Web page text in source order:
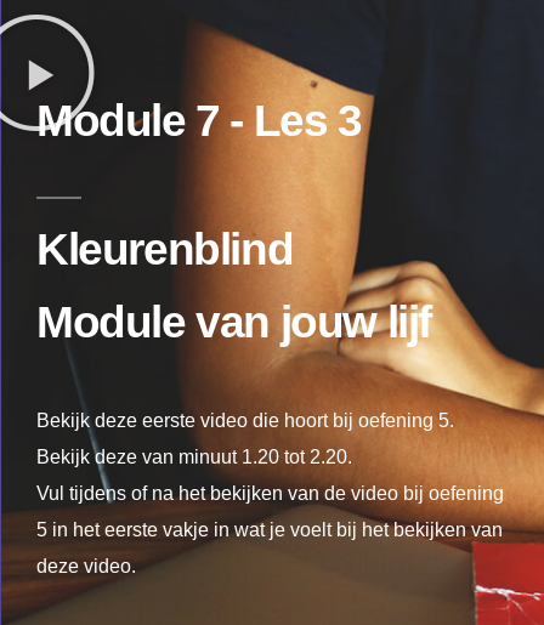
Module 7 - Les 3
Kleurenblind
Modulevan jouw lijf
Bekijk deze eerste video die hoort bij oefening 5.
Bekijk deze van minuut 1.20 tot 2.20.
Vul tijdens of na het bekijken van de video bij oefening
5 in het eerste vakje in wat je voelt bij het bekijken van
deze video.